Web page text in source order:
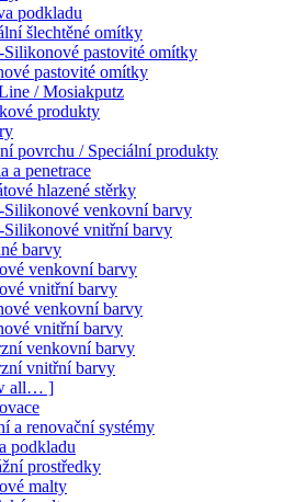
podkladu
šlechtěné omítky
Silikonové pastovité omítky
pastovité omítky
/ Mosiakputz
produkty
povrchu / Speciální produkty
a penetrace
hlazené stěrky
Silikonové venkovní barvy
Silikonové vnitřní barvy
barvy
venkovní barvy
vnitřní barvy
venkovní barvy
vnitřní barvy
venkovní barvy
vnitřní barvy
all… ]
a renovační systémy
podkladu
prostředky
malty